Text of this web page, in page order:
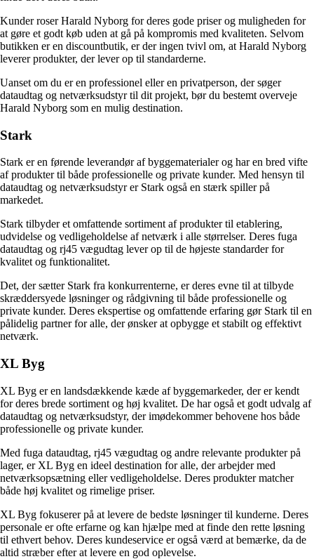
Kunder roser Harald Nyborg for deres gode priser og muligheden for
at gøre et godt køb uden at gå på kompromis med kvaliteten. Selvom
butikken er en discountbutik, er der ingen tvivl om, at Harald Nyborg
leverer produkter, der lever op til standarderne.
Uanset om du er en professionel eller en privatperson, der søger
dataudtag og netværksudstyr til dit projekt, bør du bestemt overveje
Harald Nyborg som en mulig destination.
Stark
Stark er en førende leverandør af byggematerialer og har en bred vifte
af produkter til både professionelle og private kunder. Med hensyn til
dataudtag og netværksudstyr er Stark også en stærk spiller på
markedet.
Stark tilbyder et omfattende sortiment af produkter til etablering,
udvidelse og vedligeholdelse af netværk i alle størrelser. Deres fuga
dataudtag og rj45 vægudtag lever op til de højeste standarder for
kvalitet og funktionalitet.
Det, der sætter Stark fra konkurrenterne, er deres evne til at tilbyde
skræddersyede løsninger og rådgivning til både professionelle og
private kunder. Deres ekspertise og omfattende erfaring gør Stark til en
pålidelig partner for alle, der ønsker at opbygge et stabilt og effektivt
netværk.
XL Byg
XL Byg er en landsdækkende kæde af byggemarkeder, der er kendt
for deres brede sortiment og høj kvalitet. De har også et godt udvalg af
dataudtag og netværksudstyr, der imødekommer behovene hos både
professionelle og private kunder.
Med fuga dataudtag, rj45 vægudtag og andre relevante produkter på
lager, er XL Byg en ideel destination for alle, der arbejder med
netværksopsætning eller vedligeholdelse. Deres produkter matcher
både høj kvalitet og rimelige priser.
XL Byg fokuserer på at levere de bedste løsninger til kunderne. Deres
personale er ofte erfarne og kan hjælpe med at finde den rette løsning
til ethvert behov. Deres kundeservice er også værd at bemærke, da de
altid stræber efter at levere en god oplevelse.